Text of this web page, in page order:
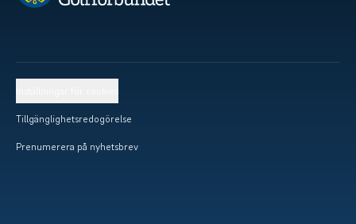
Tillgänglighetsredogörelse
Prenumerera på nyhetsbrev